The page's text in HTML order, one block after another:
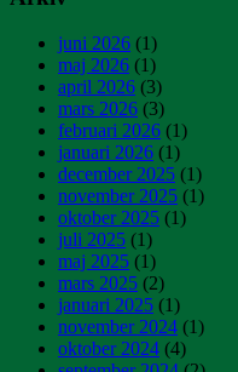
juni 2026 (1)
maj 2026 (1)
april 2026 (3)
mars 2026 (3)
februari 2026 (1)
januari 2026 (1)
december 2025 (1)
november 2025 (1)
oktober 2025 (1)
juli 2025 (1)
maj 2025 (1)
mars 2025 (2)
januari 2025 (1)
november 2024 (1)
oktober 2024 (4)